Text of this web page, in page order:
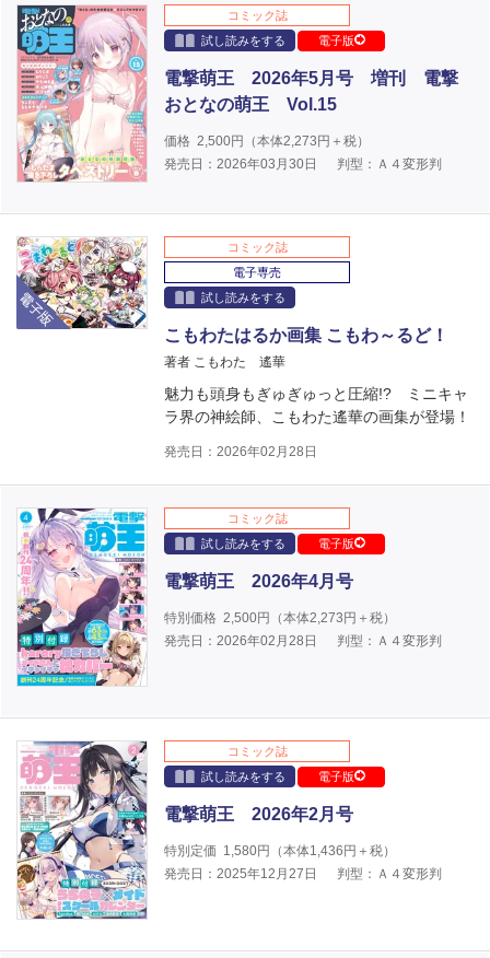
コミック誌
試し読みをする
電子版
電撃萌王 2026年5月号 増刊 電撃
おとなの萌王 Vol.15
価格 2,500円（本体2,273円＋税）
発売日：2026年03月30日
判型：Ａ４変形判
電子版
コミック誌
電子専売
試し読みをする
こもわたはるか画集 こもわ～るど！
著者 こもわた 遙華
魅力も頭身もぎゅぎゅっと圧縮!? ミニキャ
ラ界の神絵師、こもわた遙華の画集が登場！
発売日：2026年02月28日
コミック誌
試し読みをする
電子版
電撃萌王 2026年4月号
特別価格 2,500円（本体2,273円＋税）
発売日：2026年02月28日
判型：Ａ４変形判
コミック誌
試し読みをする
電子版
電撃萌王 2026年2月号
特別定価 1,580円（本体1,436円＋税）
発売日：2025年12月27日
判型：Ａ４変形判